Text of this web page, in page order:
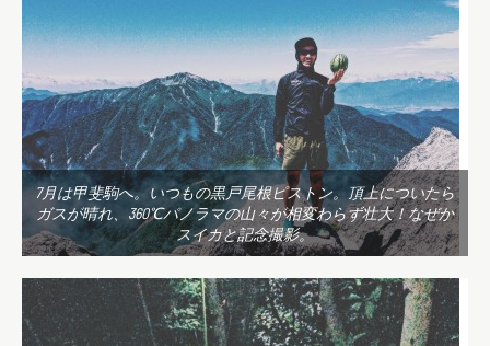
7月は甲斐駒へ。いつもの黒戸尾根ピストン。頂上についたら
ガスが晴れ、360℃パノラマの山々が相変わらず壮大！なぜか
スイカと記念撮影。